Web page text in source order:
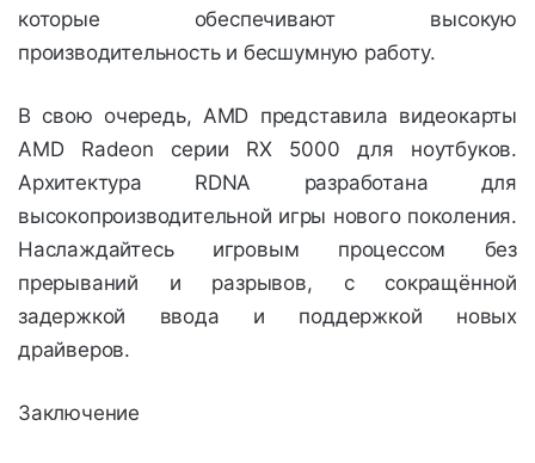
которые обеспечивают высокую
производительность и бесшумную работу.
В свою очередь, AMD представила видеокарты
AMD Radeon серии RX 5000 для ноутбуков.
Архитектура RDNA разработана для
высокопроизводительной игры нового поколения.
Наслаждайтесь игровым процессом без
прерываний и разрывов, с сокращённой
задержкой ввода и поддержкой новых
драйверов.
Заключение